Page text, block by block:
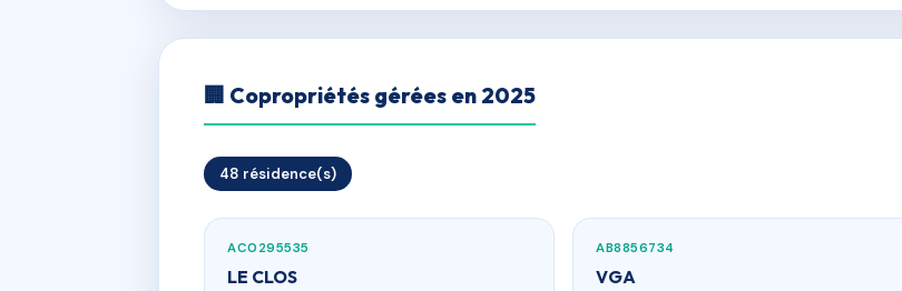
🏢 Copropriétés gérées en 2025
48 résidence(s)
AC0295535
LE CLOS
AB8856734
VGA